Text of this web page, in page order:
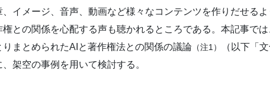
イメージ、音声、動画など様々なコンテンツを作りだせるよ
との関係を心配する声も聴かれるところである。本記事では
まとめられたAIと著作権法との関係の議論 （注1）
（以下「
架空の事例を用いて検討する。